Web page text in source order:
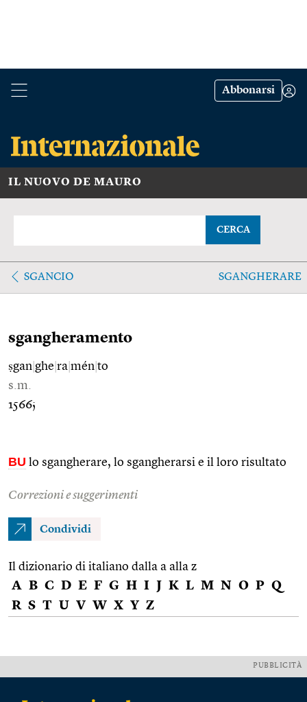
Abbonarsi
IL NUOVO DE MAURO
CERCA
SGANCIO SGANGHERARE
sgangheramento
ṣgan ghe ra mén to
s.m.
1566;
BU lo sgangherare, lo sgangherarsi e il loro risultato
Correzioni e suggerimenti
Condividi
Il dizionario di italiano dalla a alla z
A B C D E F G H I J K L M N O P Q
R S T U V W X Y Z
PUBBLICITÀ